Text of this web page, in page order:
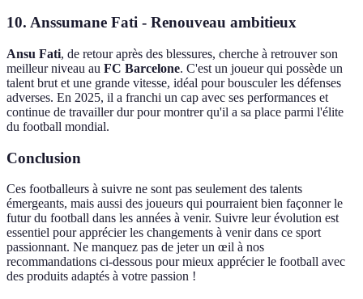
10. Anssumane Fati - Renouveau ambitieux
Ansu Fati, de retour après des blessures, cherche à retrouver son
meilleur niveau au FC Barcelone. C'est un joueur qui possède un
talent brut et une grande vitesse, idéal pour bousculer les défenses
adverses. En 2025, il a franchi un cap avec ses performances et
continue de travailler dur pour montrer qu'il a sa place parmi l'élite
du football mondial.
Conclusion
Ces footballeurs à suivre ne sont pas seulement des talents
émergeants, mais aussi des joueurs qui pourraient bien façonner le
futur du football dans les années à venir. Suivre leur évolution est
essentiel pour apprécier les changements à venir dans ce sport
passionnant. Ne manquez pas de jeter un œil à nos
recommandations ci-dessous pour mieux apprécier le football avec
des produits adaptés à votre passion !